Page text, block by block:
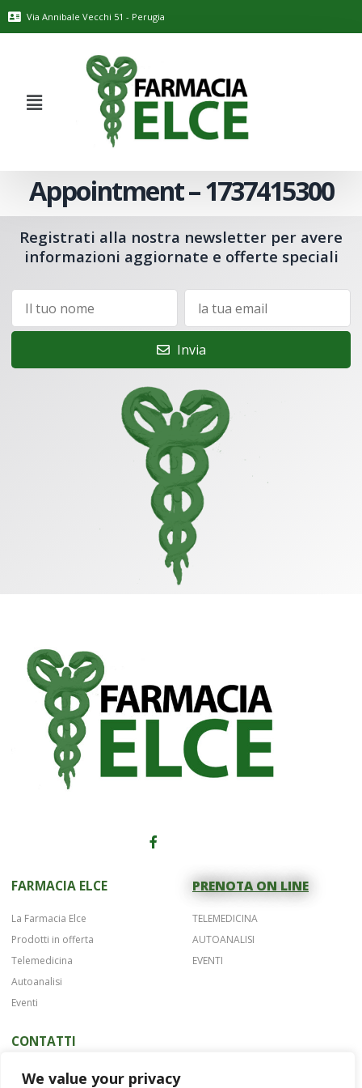
We value your privacy
Via Annibale Vecchi 51 - Perugia
Appointment – 1737415300
Registrati alla nostra newsletter per avere
informazioni aggiornate e offerte speciali
Invia
FARMACIA ELCE
La Farmacia Elce
Prodotti in offerta
Telemedicina
Autoanalisi
Eventi
PRENOTA ON LINE
TELEMEDICINA
AUTOANALISI
EVENTI
CONTATTI
Telefono 075 42622